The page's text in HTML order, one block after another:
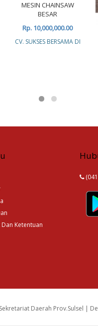
MESIN CHAINSAW
BESAR
Rp. 10,000,000.00
CV. SUKSES BERSAMA DI
Dan Ketentuan
Daerah Prov.Sulsel |